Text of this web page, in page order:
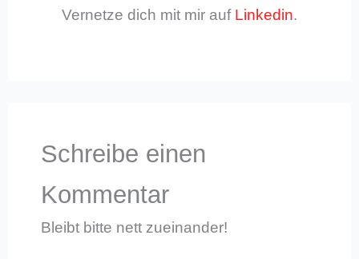
Vernetze dich mit mir auf Linkedin.
Schreibe einen
Kommentar
Bleibt bitte nett zueinander!